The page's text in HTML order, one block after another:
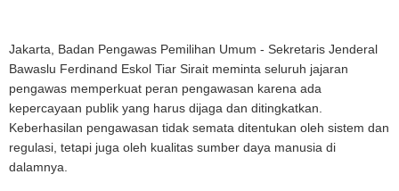
Jakarta, Badan Pengawas Pemilihan Umum - Sekretaris Jenderal
Bawaslu Ferdinand Eskol Tiar Sirait meminta seluruh jajaran
pengawas memperkuat peran pengawasan karena ada
kepercayaan publik yang harus dijaga dan ditingkatkan.
Keberhasilan pengawasan tidak semata ditentukan oleh sistem dan
regulasi, tetapi juga oleh kualitas sumber daya manusia di
dalamnya.